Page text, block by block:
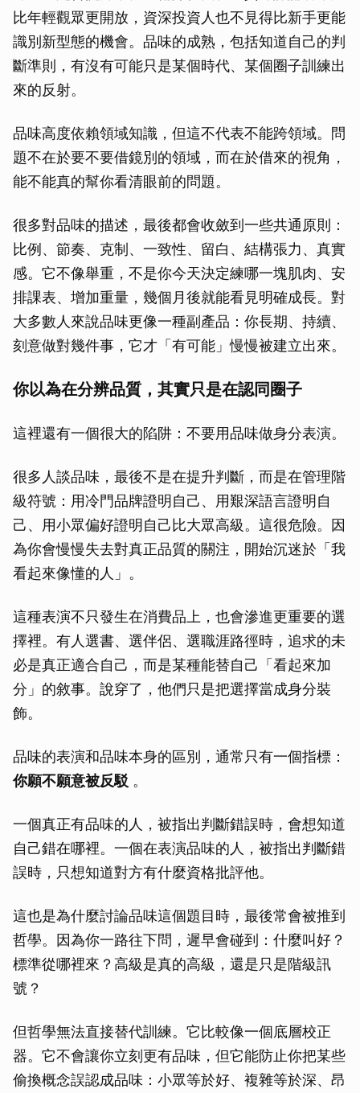
比年輕觀眾更開放，資深投資人也不見得比新手更能
識別新型態的機會。品味的成熟，包括知道自己的判
斷準則，有沒有可能只是某個時代、某個圈子訓練出
來的反射。
品味高度依賴領域知識，但這不代表不能跨領域。問
題不在於要不要借鏡別的領域，而在於借來的視角，
能不能真的幫你看清眼前的問題。
很多對品味的描述，最後都會收斂到一些共通原則：
比例、節奏、克制、一致性、留白、結構張力、真實
感。它不像舉重，不是你今天決定練哪一塊肌肉、安
排課表、增加重量，幾個月後就能看見明確成長。對
大多數人來說品味更像一種副產品：你長期、持續、
刻意做對幾件事，它才「有可能」慢慢被建立出來。
你以為在分辨品質，其實只是在認同圈子
這裡還有一個很大的陷阱：不要用品味做身分表演。
很多人談品味，最後不是在提升判斷，而是在管理階
級符號：用冷門品牌證明自己、用艱深語言證明自
己、用小眾偏好證明自己比大眾高級。這很危險。因
為你會慢慢失去對真正品質的關注，開始沉迷於「我
看起來像懂的人」。
這種表演不只發生在消費品上，也會滲進更重要的選
擇裡。有人選書、選伴侶、選職涯路徑時，追求的未
必是真正適合自己，而是某種能替自己「看起來加
分」的敘事。說穿了，他們只是把選擇當成身分裝
飾。
品味的表演和品味本身的區別，通常只有一個指標：
你願不願意被反駁 。
一個真正有品味的人，被指出判斷錯誤時，會想知道
自己錯在哪裡。一個在表演品味的人，被指出判斷錯
誤時，只想知道對方有什麼資格批評他。
這也是為什麼討論品味這個題目時，最後常會被推到
哲學。因為你一路往下問，遲早會碰到：什麼叫好？
標準從哪裡來？高級是真的高級，還是只是階級訊
號？
但哲學無法直接替代訓練。它比較像一個底層校正
器。它不會讓你立刻更有品味，但它能防止你把某些
偷換概念誤認成品味：小眾等於好、複雜等於深、昂
取消